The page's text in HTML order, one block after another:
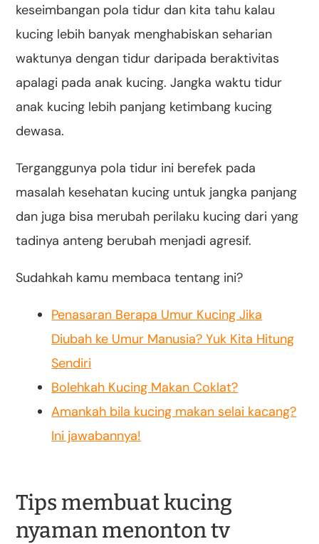
keseimbangan pola tidur dan kita tahu kalau
kucing lebih banyak menghabiskan seharian
waktunya dengan tidur daripada beraktivitas
apalagi pada anak kucing. Jangka waktu tidur
anak kucing lebih panjang ketimbang kucing
dewasa.
Terganggunya pola tidur ini berefek pada
masalah kesehatan kucing untuk jangka panjang
dan juga bisa merubah perilaku kucing dari yang
tadinya anteng berubah menjadi agresif.
Sudahkah kamu membaca tentang ini?
Penasaran Berapa Umur Kucing Jika
Diubah ke Umur Manusia? Yuk Kita Hitung
Sendiri
Bolehkah Kucing Makan Coklat?
Amankah bila kucing makan selai kacang?
Ini jawabannya!
Tips membuat kucing
nyaman menonton tv